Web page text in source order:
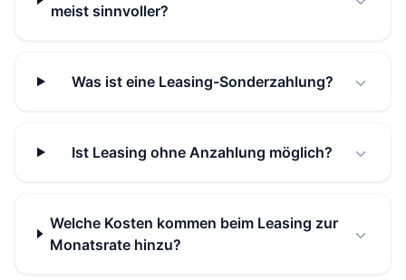
meist sinnvoller?
Was ist eine Leasing-Sonderzahlung?
Ist Leasing ohne Anzahlung möglich?
Welche Kosten kommen beim Leasing zur
Monatsrate hinzu?